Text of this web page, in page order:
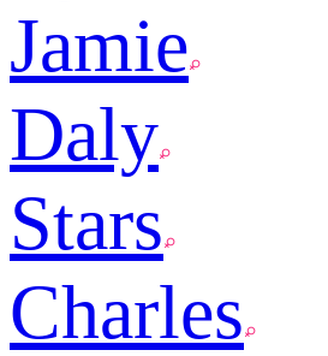
Jamie
Daly
Stars
Charles